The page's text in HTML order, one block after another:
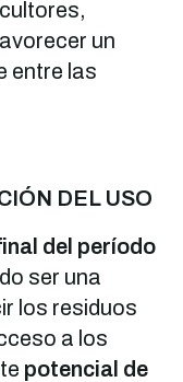
un
entre las
DEL USO
del período
ser una
los residuos
a los
potencial de